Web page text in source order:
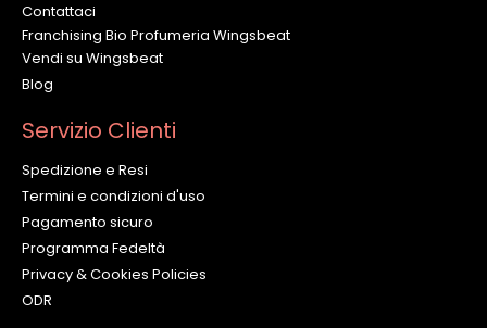
Contattaci
Franchising Bio Profumeria Wingsbeat
Vendi su Wingsbeat
Blog
Servizio Clienti
Spedizione e Resi
Termini e condizioni d'uso
Pagamento sicuro
Programma Fedeltà
Privacy & Cookies Policies
ODR